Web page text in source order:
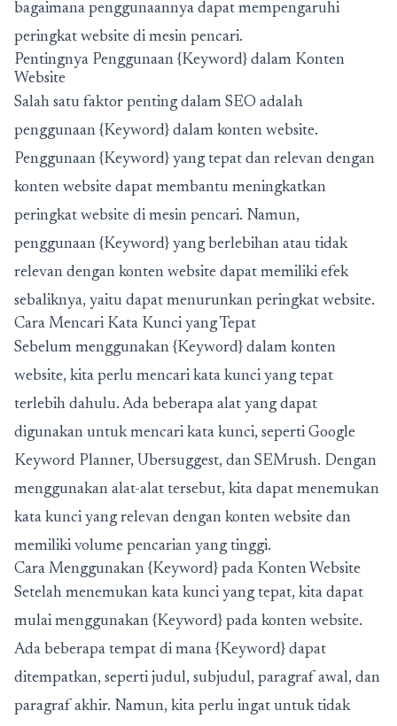
bagaimana penggunaannya dapat mempengaruhi
peringkat website di mesin pencari.
Pentingnya Penggunaan {Keyword} dalam Konten
Website
Salah satu faktor penting dalam SEO adalah
penggunaan {Keyword} dalam konten website.
Penggunaan {Keyword} yang tepat dan relevan dengan
konten website dapat membantu meningkatkan
peringkat website di mesin pencari. Namun,
penggunaan {Keyword} yang berlebihan atau tidak
relevan dengan konten website dapat memiliki efek
sebaliknya, yaitu dapat menurunkan peringkat website.
Cara Mencari Kata Kunci yang Tepat
Sebelum menggunakan {Keyword} dalam konten
website, kita perlu mencari kata kunci yang tepat
terlebih dahulu. Ada beberapa alat yang dapat
digunakan untuk mencari kata kunci, seperti Google
Keyword Planner, Ubersuggest, dan SEMrush. Dengan
menggunakan alat-alat tersebut, kita dapat menemukan
kata kunci yang relevan dengan konten website dan
memiliki volume pencarian yang tinggi.
Cara Menggunakan {Keyword} pada Konten Website
Setelah menemukan kata kunci yang tepat, kita dapat
mulai menggunakan {Keyword} pada konten website.
Ada beberapa tempat di mana {Keyword} dapat
ditempatkan, seperti judul, subjudul, paragraf awal, dan
paragraf akhir. Namun, kita perlu ingat untuk tidak